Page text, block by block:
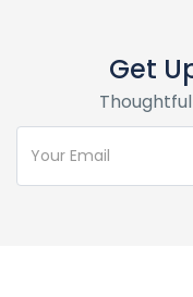
Get